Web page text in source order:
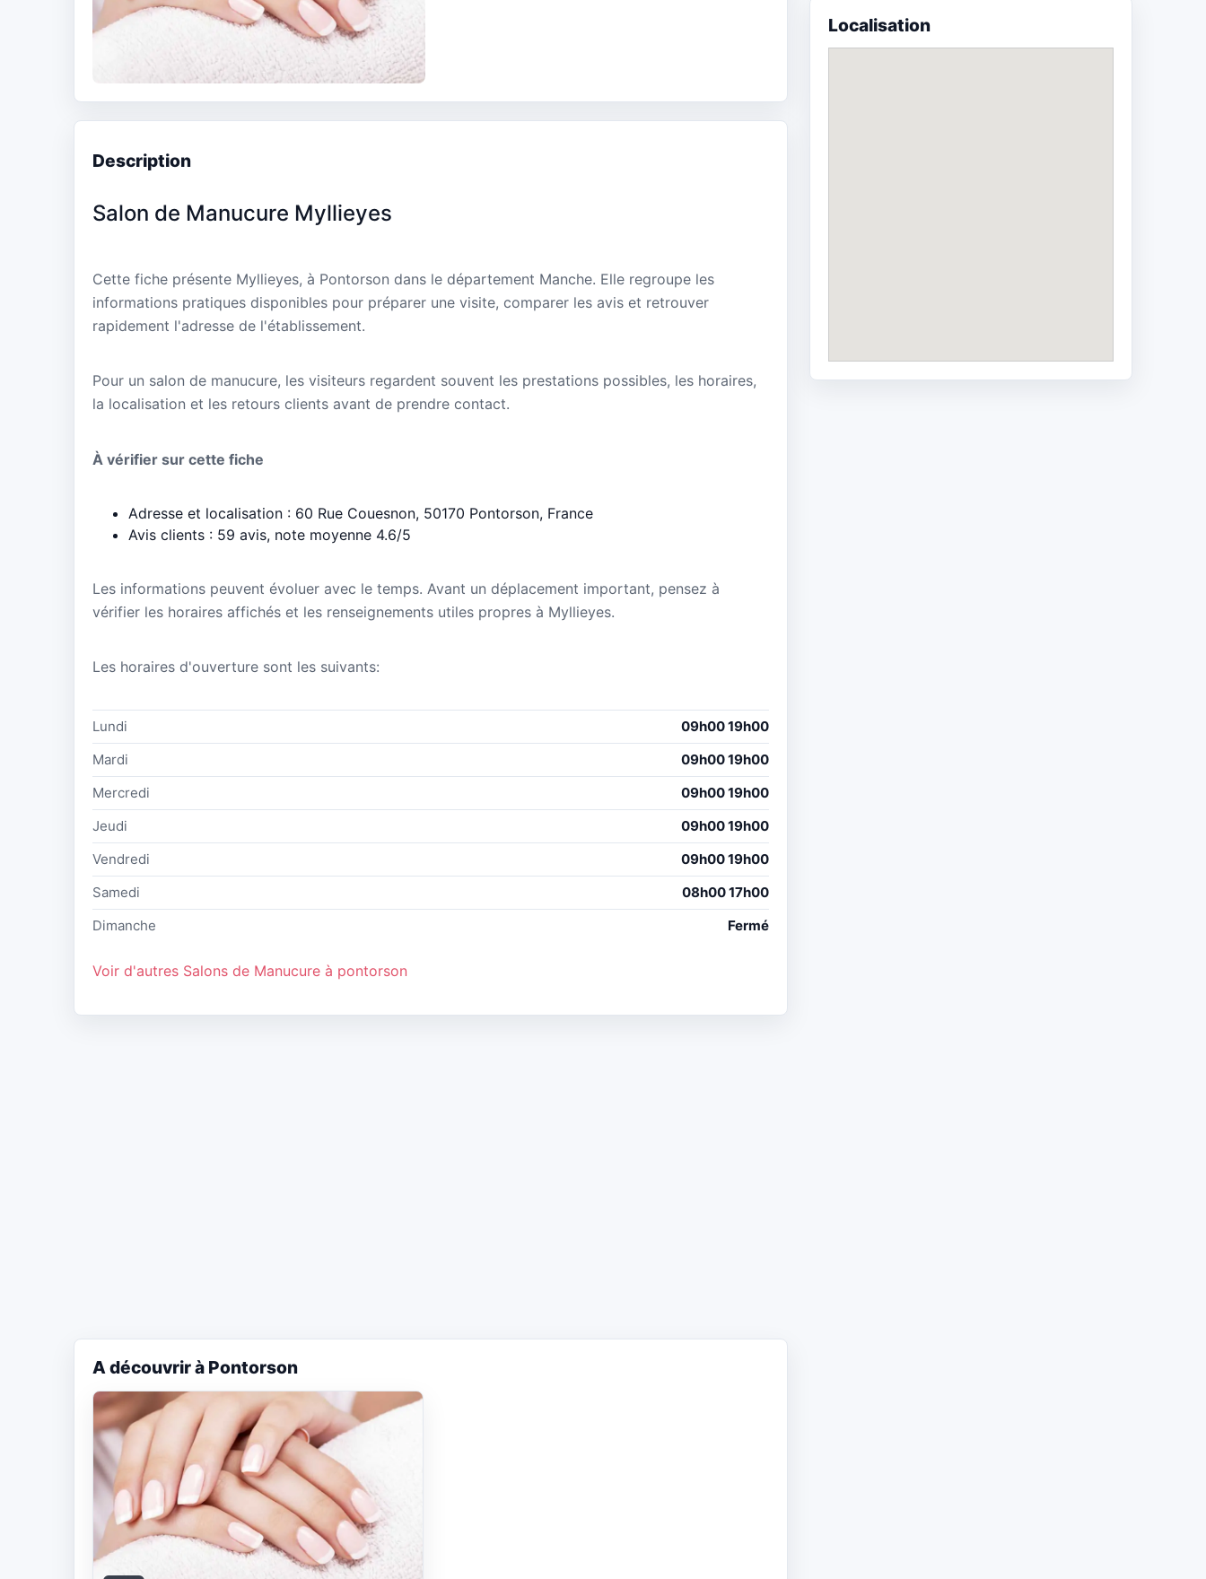
Description
Salon de Manucure Myllieyes
Cette fiche présente Myllieyes, à Pontorson dans le département Manche. Elle regroupe les
informations pratiques disponibles pour préparer une visite, comparer les avis et retrouver
rapidement l'adresse de l'établissement.
Pour un salon de manucure, les visiteurs regardent souvent les prestations possibles, les horaires,
la localisation et les retours clients avant de prendre contact.
À vérifier sur cette fiche
Adresse et localisation : 60 Rue Couesnon, 50170 Pontorson, France
Avis clients : 59 avis, note moyenne 4.6/5
Les informations peuvent évoluer avec le temps. Avant un déplacement important, pensez à
vérifier les horaires affichés et les renseignements utiles propres à Myllieyes.
Les horaires d'ouverture sont les suivants:
Lundi
09h00 19h00
Mardi
09h00 19h00
Mercredi
09h00 19h00
Jeudi
09h00 19h00
Vendredi
09h00 19h00
Samedi
08h00 17h00
Dimanche
Fermé
Voir d'autres Salons de Manucure à pontorson
A découvrir à Pontorson
Localisation